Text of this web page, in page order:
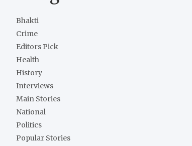
Bhakti
Crime
Editors Pick
Health
History
Interviews
Main Stories
National
Politics
Popular Stories